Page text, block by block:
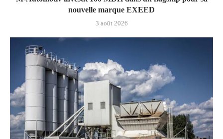
nouvelle marque EXEED
3 août 2026